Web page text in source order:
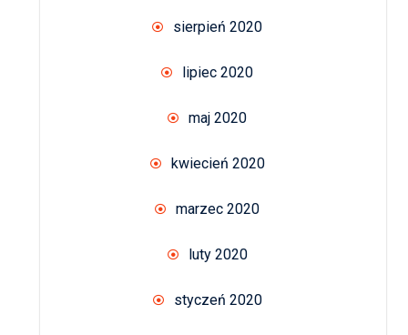
sierpień 2020
lipiec 2020
maj 2020
kwiecień 2020
marzec 2020
luty 2020
styczeń 2020